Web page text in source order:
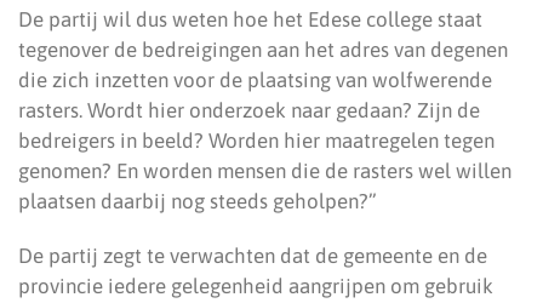
De partij wil dus weten hoe het Edese college staat
tegenover de bedreigingen aan het adres van degenen
die zich inzetten voor de plaatsing van wolfwerende
rasters. Wordt hier onderzoek naar gedaan? Zijn de
bedreigers in beeld? Worden hier maatregelen tegen
genomen? En worden mensen die de rasters wel willen
plaatsen daarbij nog steeds geholpen?”
De partij zegt te verwachten dat de gemeente en de
provincie iedere gelegenheid aangrijpen om gebruik